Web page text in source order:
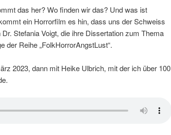
das her? Wo finden wir das? Und was ist
ein Horrorfilm es hin, dass uns der Schweiss
Stefania Voigt, die ihre Dissertation zum Thema
der Reihe „FolkHorrorAngstLust“.
2023, dann mit Heike Ulbrich, mit der ich über 100